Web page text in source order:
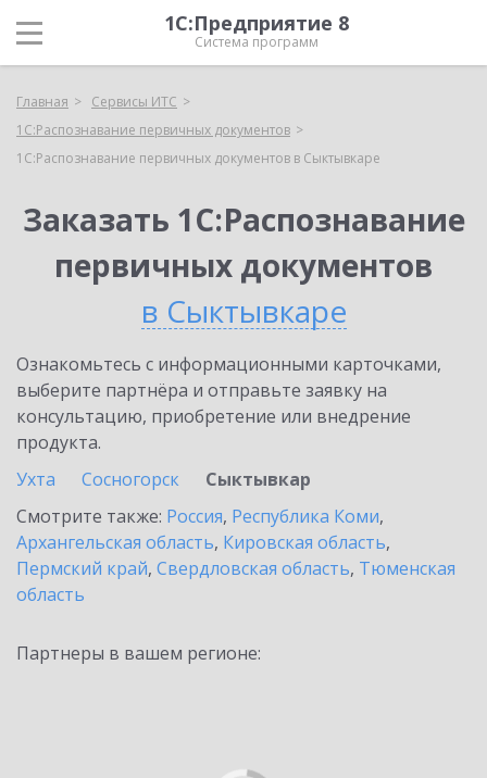
1С:Предприятие 8
Система программ
Главная
Сервисы ИТС
1С:Распознавание первичных документов
1С:Распознавание первичных документов в Сыктывкаре
Заказать 1С:Распознавание
первичных документов
в Сыктывкаре
Ознакомьтесь с информационными карточками,
выберите партнёра и отправьте заявку на
консультацию, приобретение или внедрение
продукта.
Ухта
Сосногорск
Сыктывкар
Смотрите также: Россия, Республика Коми,
Архангельская область, Кировская область,
Пермский край, Свердловская область, Тюменская
область
Партнеры в вашем регионе: